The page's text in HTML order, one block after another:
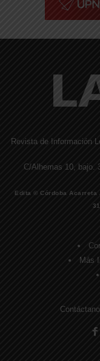
Revista de Información
C/Alhemas 10, bajo.
Edita © Córdoba Acarreta
Más